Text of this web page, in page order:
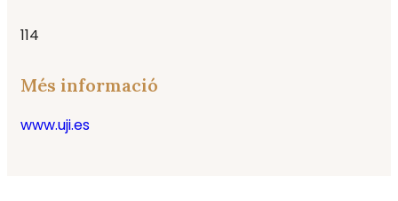
114
Més informació
www.uji.es